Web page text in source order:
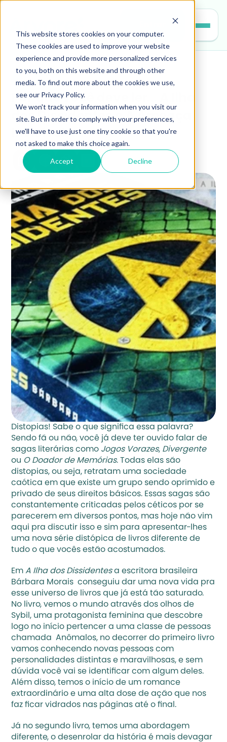
This website stores cookies on your computer.
These cookies are used to improve your website
experience and provide more personalized services
to you, both on this website and through other
media. To find out more about the cookies we use,
see our Privacy Policy.
We won't track your information when you visit our
site. But in order to comply with your preferences,
we'll have to use just one tiny cookie so that you're
not asked to make this choice again.
Accept Decline
leitura
Por que você deve ler... A Ilha
dos Dissidentes e A Ameaça
Invisível
Distopias! Sabe o que significa essa palavra?
Sendo fã ou não, você já deve ter ouvido falar de
sagas literárias como Jogos Vorazes, Divergente
ou O Doador de Memórias. Todas elas são
distopias, ou seja, retratam uma sociedade
caótica em que existe um grupo sendo oprimido e
privado de seus direitos básicos. Essas sagas são
constantemente criticadas pelos céticos por se
parecerem em diversos pontos, mas hoje não vim
aqui pra discutir isso e sim para apresentar-lhes
uma nova série distópica de livros diferente de
tudo o que vocês estão acostumados.
Em A Ilha dos Dissidentes a escritora brasileira
Bárbara Morais  conseguiu dar uma nova vida pra
esse universo de livros que já está tão saturado.
No livro, vemos o mundo através dos olhos de
Sybil, uma protagonista feminina que descobre
logo no início pertencer a uma classe de pessoas
chamada  Anômalos, no decorrer do primeiro livro
vamos conhecendo novas pessoas com
personalidades distintas e maravilhosas, e sem
dúvida você vai se identificar com algum deles.
Além disso, temos o início de um romance
extraordinário e uma alta dose de ação que nos
faz ficar vidrados nas páginas até o final.
Já no segundo livro, temos uma abordagem
diferente, o desenrolar da história é mais devagar